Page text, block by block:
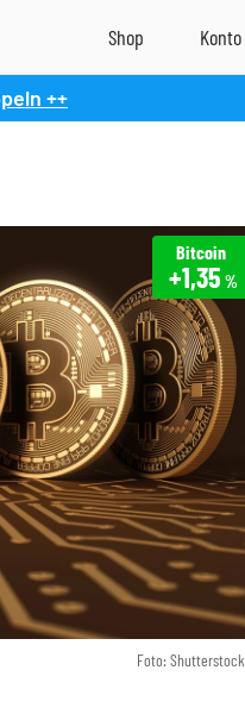
++
Foto: Shutterstock
Bitcoin
+1,35 %